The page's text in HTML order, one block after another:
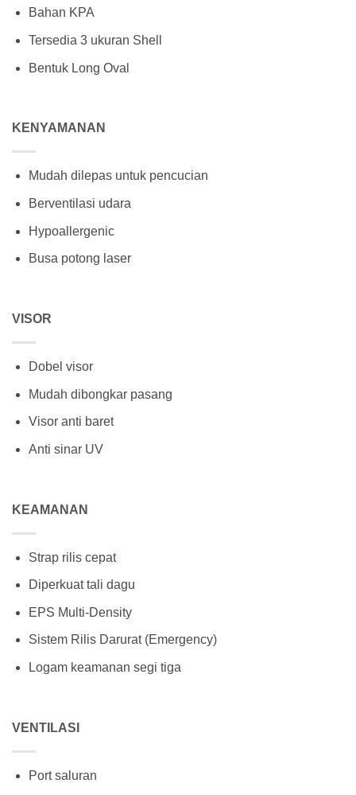
Bahan KPA
Tersedia 3 ukuran Shell
Bentuk Long Oval
KENYAMANAN
Mudah dilepas untuk pencucian
Berventilasi udara
Hypoallergenic
Busa potong laser
VISOR
Dobel visor
Mudah dibongkar pasang
Visor anti baret
Anti sinar UV
KEAMANAN
Strap rilis cepat
Diperkuat tali dagu
EPS Multi-Density
Sistem Rilis Darurat (Emergency)
Logam keamanan segi tiga
VENTILASI
Port saluran